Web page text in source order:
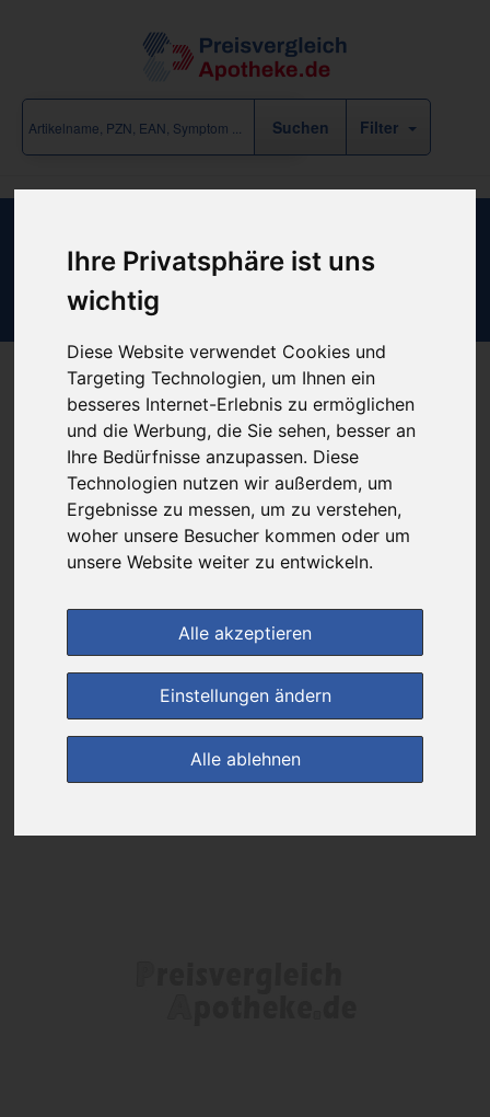
Ihre Privatsphäre ist uns
wichtig
Diese Website verwendet Cookies und
Targeting Technologien, um Ihnen ein
besseres Internet-Erlebnis zu ermöglichen
und die Werbung, die Sie sehen, besser an
Ihre Bedürfnisse anzupassen. Diese
Technologien nutzen wir außerdem, um
Ergebnisse zu messen, um zu verstehen,
woher unsere Besucher kommen oder um
unsere Website weiter zu entwickeln.
Alle akzeptieren
Einstellungen ändern
Alle ablehnen
Filter
Atrauman Kompressen 10x20cm
Produkt empfehlen
Kein Preis bekannt
Das gewünschte Produkt ist derzeit bei keinem unserer Partner
erhältlich.
(0) Jetzt bewerten!
zur Startseite
Preisalarm